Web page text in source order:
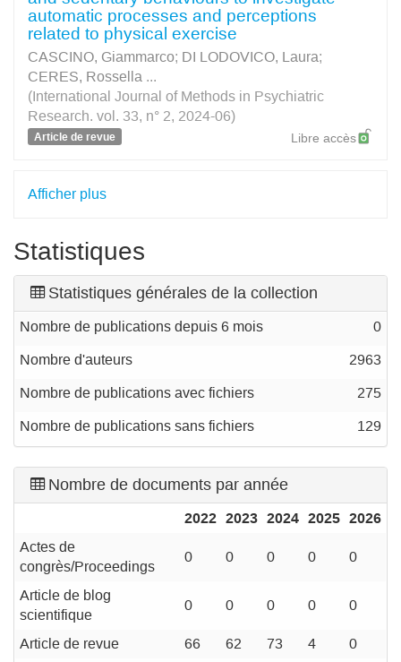
automatic processes and perceptions
related to physical exercise
CASCINO, Giammarco; DI LODOVICO, Laura;
CERES, Rossella ...
(International Journal of Methods in Psychiatric
Research. vol. 33, n° 2, 2024-06)
Article de revue Libre accès
Afficher plus
Statistiques
Statistiques générales de la collection
Nombre de publications depuis 6 mois 0
Nombre d'auteurs 2963
Nombre de publications avec fichiers 275
Nombre de publications sans fichiers 129
Nombre de documents par année
2022 2023 2024 2025 2026
Actes de
congrès/Proceedings
0 0 0 0 0
Article de blog
scientifique
0 0 0 0 0
Article de revue 66 62 73 4
0